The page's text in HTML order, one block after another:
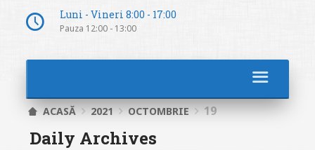
Luni - Vineri 8:00 - 17:00
Pauza 12:00 - 13:00
ACASĂ 2021 OCTOMBRIE 19
Daily Archives